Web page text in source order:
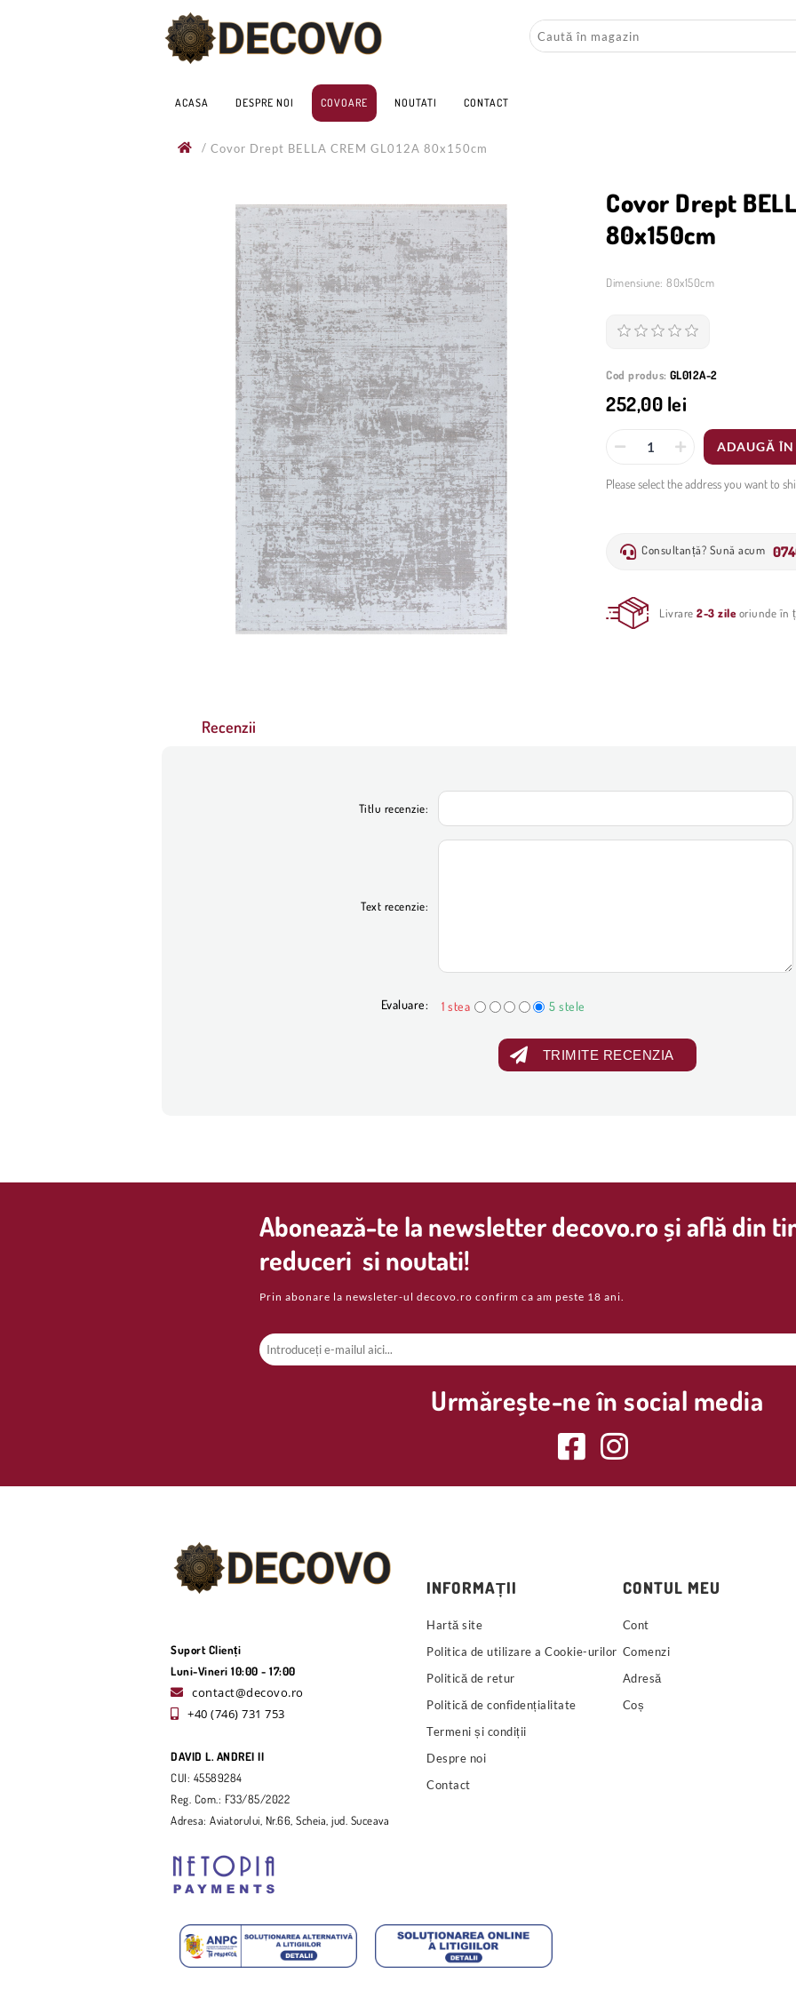
ACASA DESPRE NOI COVOARE NOUTATI CONTACT
/ Covor Drept BELLA CREM GL012A 80x150cm
Covor Drept
80x150cm
Dimensiune: 80x150cm
Cod produs: GL012A-2
252,00 lei
ADAUGĂ ÎN
Please select the address you want to
Consultanță? Sună acum
Livrare2-3 zile oriunde în
Recenzii
Titlu recenzie:
Text recenzie:
Evaluare: 1 stea 5 stele
TRIMITE RECENZIA
Abonează-te la newsletter decovo.ro și află din
reduceri si noutati!
Prin abonare la newsleter-ul decovo.ro confirm ca am peste 18 ani.
Urmărește-ne în social media
Suport Clienți
Luni-Vineri 10:00 - 17:00
contact@decovo.ro
+40 (746) 731 753
DAVID L. ANDREI II
CUI: 45589284
Reg. Com.: F33/85/2022
Adresa: Aviatorului, Nr.66, Scheia, jud. Suceava
INFORMAȚII
Hartă site
Politica de utilizare a Cookie-urilor
Politică de retur
Politică de confidențialitate
Termeni și condiții
Despre noi
Contact
CONTUL MEU
Cont
Comenzi
Adresă
Coș